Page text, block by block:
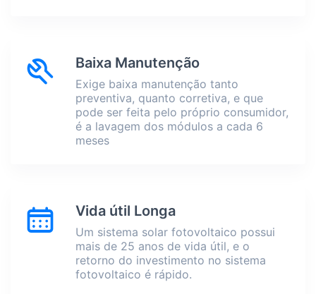
Baixa Manutenção
Exige baixa manutenção tanto
preventiva, quanto corretiva, e que
pode ser feita pelo próprio consumidor,
é a lavagem dos módulos a cada 6
meses
Vida útil Longa
Um sistema solar fotovoltaico possui
mais de 25 anos de vida útil, e o
retorno do investimento no sistema
fotovoltaico é rápido.